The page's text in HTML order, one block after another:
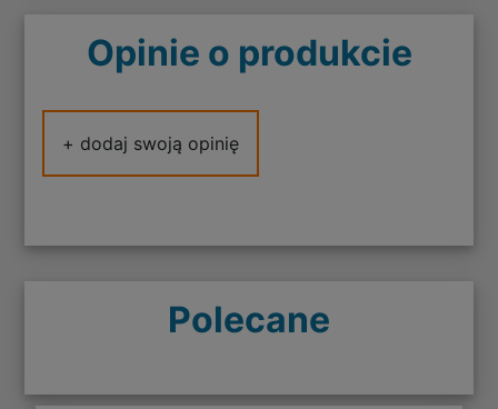
Opinie o produkcie
+ dodaj swoją opinię
Polecane